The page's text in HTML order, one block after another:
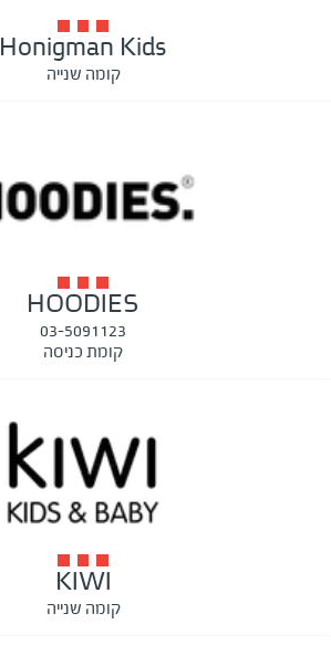
Honigman Kids
קומה שנייה
HOODIES
03-5091123
קומת כניסה
KIWI
קומה שנייה